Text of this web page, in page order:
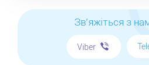
Зв'яжіться з
Viber